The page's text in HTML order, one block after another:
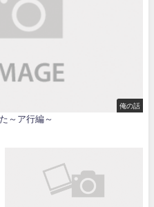
俺の話
～ア行編～